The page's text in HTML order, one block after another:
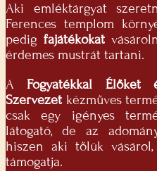
Aki emléktárgyat
Ferences templom
pedigfajátékokat
érdemes mustrát tartani.
A Fogyatékkal Élőket
Szervezet kézműves
csak egy igényes
látogató, de az
hiszen aki tőlük
támogatja.